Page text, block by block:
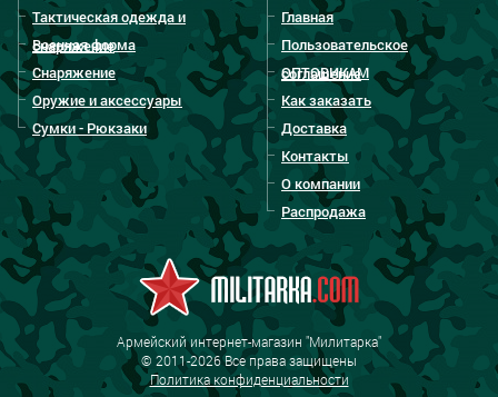
Тактическая одежда и
снаряжение
Военная форма
Снаряжение
Оружие и аксессуары
Сумки - Рюкзаки
Главная
Пользовательское
соглашение
ОПТОВИКАМ
Как заказать
Доставка
Контакты
О компании
Распродажа
Армейский интернет-магазин "Милитарка"
© 2011-2026 Все права защищены
Политика конфиденциальности